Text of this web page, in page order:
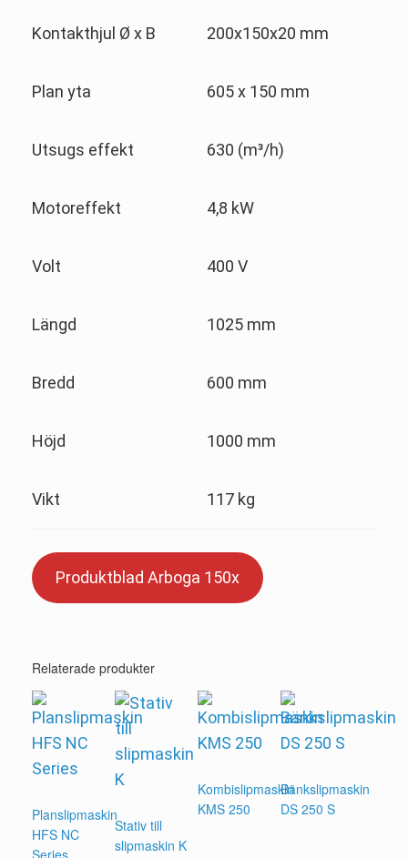
Kontakthjul Ø x B 200x150x20 mm
Plan yta 605 x 150 mm
Utsugs effekt 630 (m³/h)
Motoreffekt 4,8 kW
Volt 400 V
Längd 1025 mm
Bredd 600 mm
Höjd 1000 mm
Vikt 117 kg
Produktblad Arboga 150x
Relaterade produkter
Planslipmaskin
HFS NC
Series
Stativ till
slipmaskin K
Kombislipmaskin
KMS 250
Bänkslipmaskin
DS 250 S